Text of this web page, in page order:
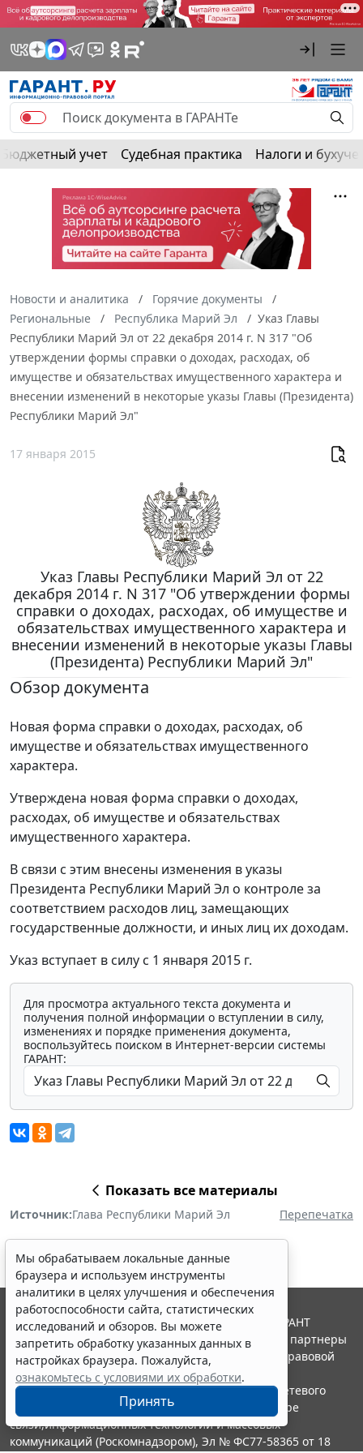
Бюджетный учет Судебная практика Налоги и
Новости и аналитика
Горячие документы
Региональные
Республика Марий Эл
Указ Главы
Республики Марий Эл от 22 декабря 2014 г. N 317 "Об
утверждении формы справки о доходах, расходах, об
имуществе и обязательствах имущественного характера и
внесении изменений в некоторые указы Главы (Президента)
Республики Марий Эл"
17 января 2015
Указ Главы Республики Марий Эл от 22
декабря 2014 г. N 317 "Об утверждении формы
справки о доходах, расходах, об имуществе и
обязательствах имущественного характера и
внесении изменений в некоторые указы Главы
(Президента) Республики Марий Эл"
Обзор документа
Новая форма справки о доходах, расходах, об
имуществе и обязательствах имущественного
характера.
Утверждена новая форма справки о доходах,
расходах, об имуществе и обязательствах
имущественного характера.
В связи с этим внесены изменения в указы
Президента Республики Марий Эл о контроле за
соответствием расходов лиц, замещающих
государственные должности, и иных лиц их доходам.
Указ вступает в силу с 1 января 2015 г.
Для просмотра актуального текста документа и
получения полной информации о вступлении в силу,
изменениях и порядке применения документа,
воспользуйтесь поиском в Интернет-версии системы
ГАРАНТ:
Показать все материалы
Источник:Глава Республики Марий Эл Перепечатка
Мы обрабатываем локальные данные
браузера и используем инструменты
аналитики в целях улучшения и обеспечения
работоспособности сайта, статистических
исследований и обзоров. Вы можете
запретить обработку указанных данных в
настройках браузера. Пожалуйста,
ознакомьтесь с условиями их обработки.
Принять
© ООО "НПП "ГАРАНТ-СЕРВИС", 2026. Система ГАРАНТ
выпускается с 1990 года. Компания "Гарант" и ее партнеры
являются участниками Российской ассоциации правовой
информации ГАРАНТ.
Портал ГАРАНТ.РУ зарегистрирован в качестве сетевого
издания Федеральной службой по надзору в сфере
связи,информационных технологий и массовых
коммуникаций (Роскомнадзором), Эл № ФС77-58365 от 18